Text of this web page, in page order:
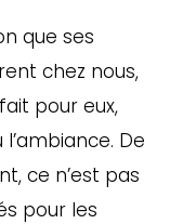
que ses
chez nous,
pour eux,
De
ce n’est pas
pour les